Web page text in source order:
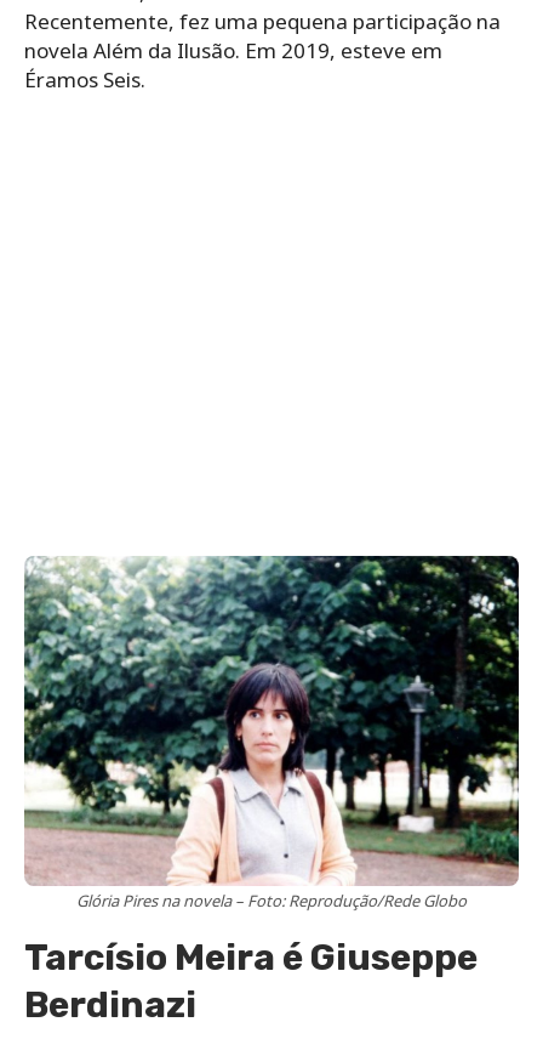
Recentemente, fez uma pequena participação na
novela Além da Ilusão. Em 2019, esteve em
Éramos Seis.
Glória Pires na novela – Foto: Reprodução/Rede Globo
Tarcísio Meira é Giuseppe
Berdinazi